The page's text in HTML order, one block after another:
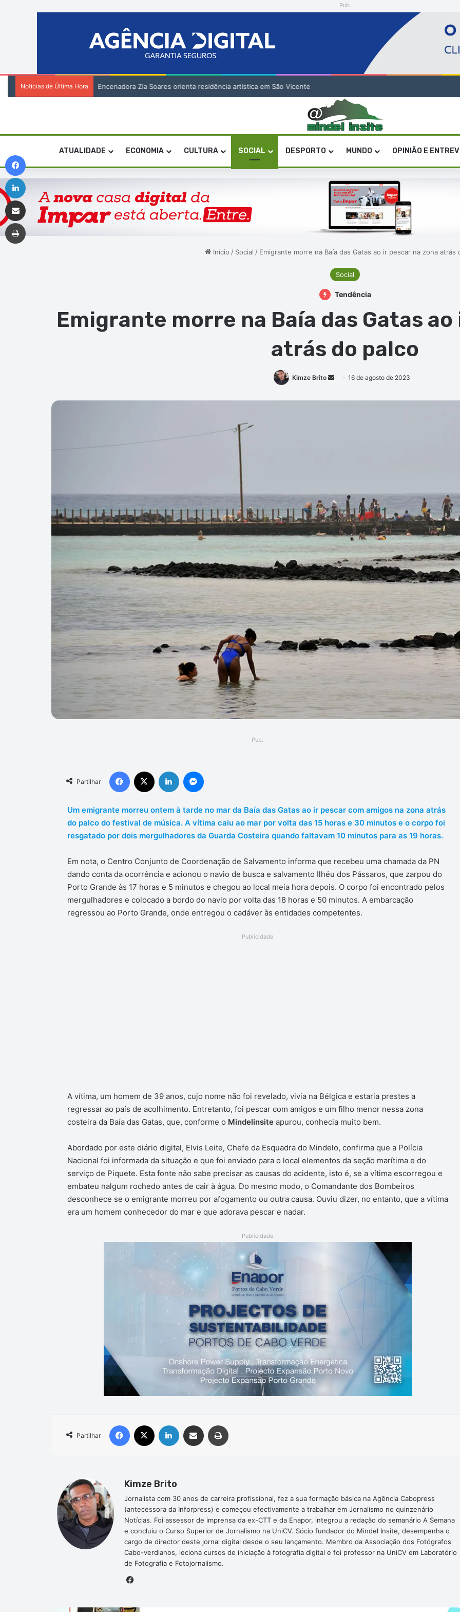
Pub.
Notícias de Última Hora Encenadora Zia Soares orienta residência artística em São Vicente
ATUALIDADE ECONOMIA CULTURA SOCIAL DESPORTO MUNDO OPINIÃO E
Início / Social / Emigrante morre na Baía das Gatas ao ir pescar na zona atrás
Social
Tendência
Emigrante morre na Baía das Gatas
atrás do palco
Kimze Brito
Mande
e-
16 de agosto de 2023
Pub.
Partilhar
Facebook Linkedin
Um emigrante morreu ontem à tarde no mar da Baía das Gatas ao ir pescar com amigos na zona atrás
do palco do festival de música. A vítima caiu ao mar por volta das 15 horas e 30 minutos e o corpo foi
resgatado por dois mergulhadores da Guarda Costeira quando faltavam 10 minutos para as 19 horas.
Em nota, o Centro Conjunto de Coordenação de Salvamento informa que recebeu uma chamada da PN
dando conta da ocorrência e acionou o navio de busca e salvamento Ilhéu dos Pássaros, que zarpou do
Porto Grande às 17 horas e 5 minutos e chegou ao local meia hora depois. O corpo foi encontrado pelos
mergulhadores e colocado a bordo do navio por volta das 18 horas e 50 minutos. A embarcação
regressou ao Porto Grande, onde entregou o cadáver às entidades competentes.
Publicidade
A vítima, um homem de 39 anos, cujo nome não foi revelado, vivia na Bélgica e estaria prestes a
regressar ao país de acolhimento. Entretanto, foi pescar com amigos e um filho menor nessa zona
costeira da Baía das Gatas, que, conforme o Mindelinsite apurou, conhecia muito bem.
Abordado por este diário digital, Elvis Leite, Chefe da Esquadra do Mindelo, confirma que a Polícia
Nacional foi informada da situação e que foi enviado para o local elementos da seção marítima e do
serviço de Piquete. Esta fonte não sabe precisar as causas do acidente, isto é, se a vítima escorregou e
embateu nalgum rochedo antes de cair à água. Do mesmo modo, o Comandante dos Bombeiros
desconhece se o emigrante morreu por afogamento ou outra causa. Ouviu dizer, no entanto, que a vítima
era um homem conhecedor do mar e que adorava pescar e nadar.
Publicidade
Partilhar
Facebook Linkedin Compartilhar via e-mail
Kimze Brito
Jornalista com 30 anos de carreira profissional, fez a sua formação básica na Agência Cabopress
(antecessora da Inforpress) e começou efectivamente a trabalhar em Jornalismo no quinzenário
Notícias. Foi assessor de imprensa da ex-CTT e da Enapor, integrou a redação do semanário A Semana
e concluiu o Curso Superior de Jornalismo na UniCV. Sócio fundador do Mindel Insite, desempenha o
cargo de director deste jornal digital desde o seu lançamento. Membro da Associação dos Fotógrafos
Cabo-verdianos, leciona cursos de iniciação à fotografia digital e foi professor na UniCV em Laboratório
de Fotografia e Fotojornalismo.
Linkedin
Imprimir